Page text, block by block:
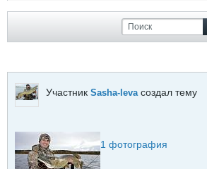
Участник Sasha-leva создал тему
1 фотография